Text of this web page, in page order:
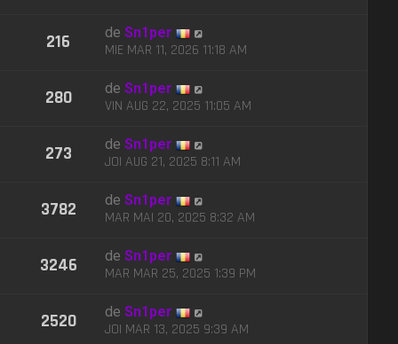
216 deSn1per
MIE MAR 11, 2026 11:18 AM
280 deSn1per
VIN AUG 22, 2025 11:05 AM
273 deSn1per
JOI AUG 21, 2025 8:11 AM
3782 deSn1per
MAR MAI 20, 2025 8:32 AM
3246 deSn1per
MAR MAR 25, 2025 1:39 PM
2520 deSn1per
JOI MAR 13, 2025 9:39 AM